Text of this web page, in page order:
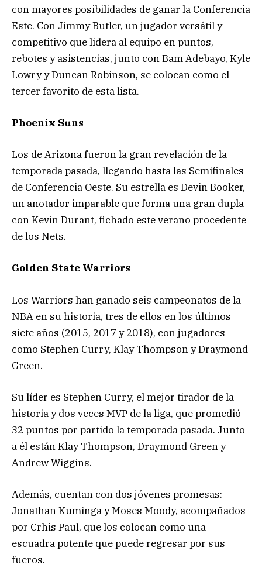
con mayores posibilidades de ganar la Conferencia
Este. Con Jimmy Butler, un jugador versátil y
competitivo que lidera al equipo en puntos,
rebotes y asistencias, junto con Bam Adebayo, Kyle
Lowry y Duncan Robinson, se colocan como el
tercer favorito de esta lista.
Phoenix Suns
Los de Arizona fueron la gran revelación de la
temporada pasada, llegando hasta las Semifinales
de Conferencia Oeste. Su estrella es Devin Booker,
un anotador imparable que forma una gran dupla
con Kevin Durant, fichado este verano procedente
de los Nets.
Golden State Warriors
Los Warriors han ganado seis campeonatos de la
NBA en su historia, tres de ellos en los últimos
siete años (2015, 2017 y 2018), con jugadores
como Stephen Curry, Klay Thompson y Draymond
Green.
Su líder es Stephen Curry, el mejor tirador de la
historia y dos veces MVP de la liga, que promedió
32 puntos por partido la temporada pasada. Junto
a él están Klay Thompson, Draymond Green y
Andrew Wiggins.
Además, cuentan con dos jóvenes promesas:
Jonathan Kuminga y Moses Moody, acompañados
por Crhis Paul, que los colocan como una
escuadra potente que puede regresar por sus
fueros.